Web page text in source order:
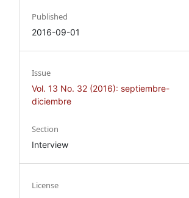
Published
2016-09-01
Issue
Vol. 13 No. 32 (2016): septiembre-
diciembre
Section
Interview
License